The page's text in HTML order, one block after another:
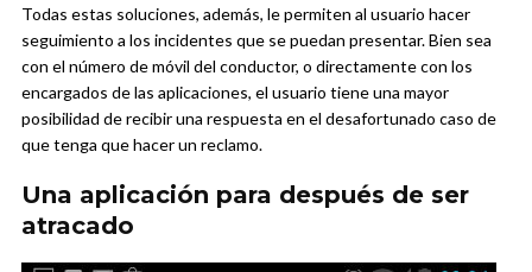
Todas estas soluciones, además, le permiten al usuario hacer
seguimiento a los incidentes que se puedan presentar. Bien sea
con el número de móvil del conductor, o directamente con los
encargados de las aplicaciones, el usuario tiene una mayor
posibilidad de recibir una respuesta en el desafortunado caso de
que tenga que hacer un reclamo.
Una aplicación para después de ser
atracado